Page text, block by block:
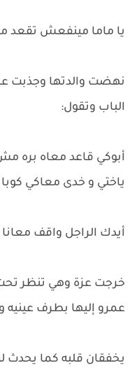
يا ماما مينفعش تقعد
نهضت والدتها وجذبت
الباب وتقول:
أبوكي قاعد معاه بره
ياختي و خدى معاكي
أيدك الراجل واقف
خرجت عزة وهي تنظر
عمرو إليها بطرف
يخفقان قلبه كما يحدث